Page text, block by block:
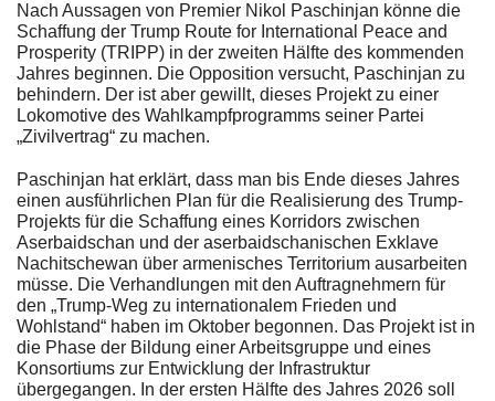
Nach Aussagen von Premier Nikol Paschinjan könne die
Schaffung der Trump Route for International Peace and
Prosperity (TRIPP) in der zweiten Hälfte des kommenden
Jahres beginnen. Die Opposition versucht, Paschinjan zu
behindern. Der ist aber gewillt, dieses Projekt zu einer
Lokomotive des Wahlkampfprogramms seiner Partei
„Zivilvertrag“ zu machen.
Paschinjan hat erklärt, dass man bis Ende dieses Jahres
einen ausführlichen Plan für die Realisierung des Trump-
Projekts für die Schaffung eines Korridors zwischen
Aserbaidschan und der aserbaidschanischen Exklave
Nachitschewan über armenisches Territorium ausarbeiten
müsse. Die Verhandlungen mit den Auftragnehmern für
den „Trump-Weg zu internationalem Frieden und
Wohlstand“ haben im Oktober begonnen. Das Projekt ist in
die Phase der Bildung einer Arbeitsgruppe und eines
Konsortiums zur Entwicklung der Infrastruktur
übergegangen. In der ersten Hälfte des Jahres 2026 soll